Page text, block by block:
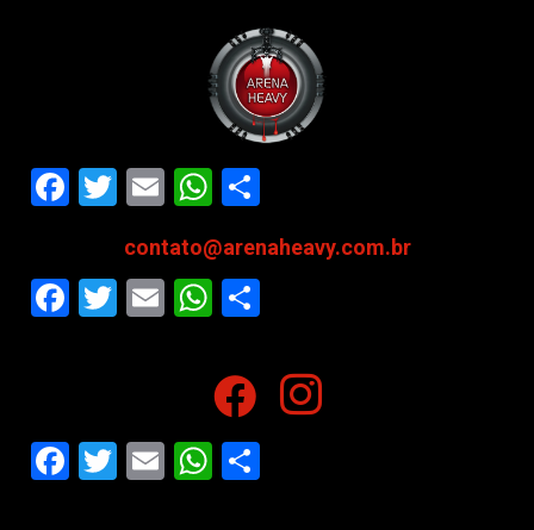
Facebook
Twitter
EmailWhatsApp
contato@arenaheavy.com.br
Facebook
Twitter
EmailWhatsApp
Facebook
Twitter
EmailWhatsApp